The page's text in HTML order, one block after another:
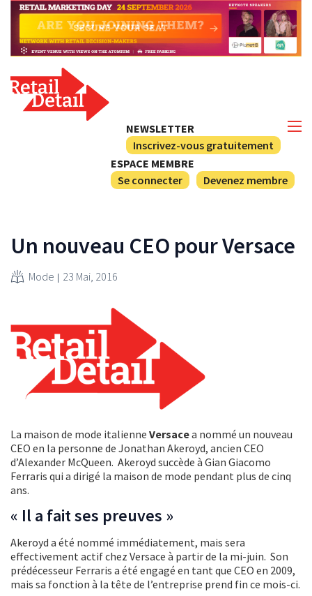
NEWSLETTER
Inscrivez-vous gratuitement
ESPACE MEMBRE
Se connecter
Devenez membre
Un nouveau CEO pour Versace
Mode 23 Mai, 2016
La maison de mode italienne Versacea nommé un nouveau
CEO en la personne de Jonathan Akeroyd, ancien CEO
d’Alexander McQueen. Akeroyd succède à Gian Giacomo
Ferraris qui a dirigé la maison de mode pendant plus de cinq
ans.
« Il a fait ses preuves »
Akeroyd a été nommé immédiatement, mais sera
effectivement actif chez Versace à partir de la mi-juin. Son
prédécesseur Ferraris a été engagé en tant que CEO en 2009,
mais sa fonction à la tête de l’entreprise prend fin ce mois-ci.